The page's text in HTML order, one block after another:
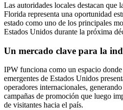
Las autoridades locales destacan que
Florida representa una oportunidad
estado como uno de los principales
Estados Unidos durante la próxima
Un mercado clave para la
IPW funciona como un espacio
emergentes de Estados Unidos
operadores internacionales,
campañas de promoción que luego
de visitantes hacia el país.